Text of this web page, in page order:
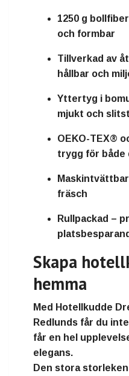
1250 g
och formbar
Tillverkad av
hållbar och
Yttertyg i
mjukt och
OEKO-TEX®
trygg för både
fräsch
Rullpackad –
Skapa
hemma
Med Hotellkudde
Redlunds får du
får en hel
elegans.
Den stora